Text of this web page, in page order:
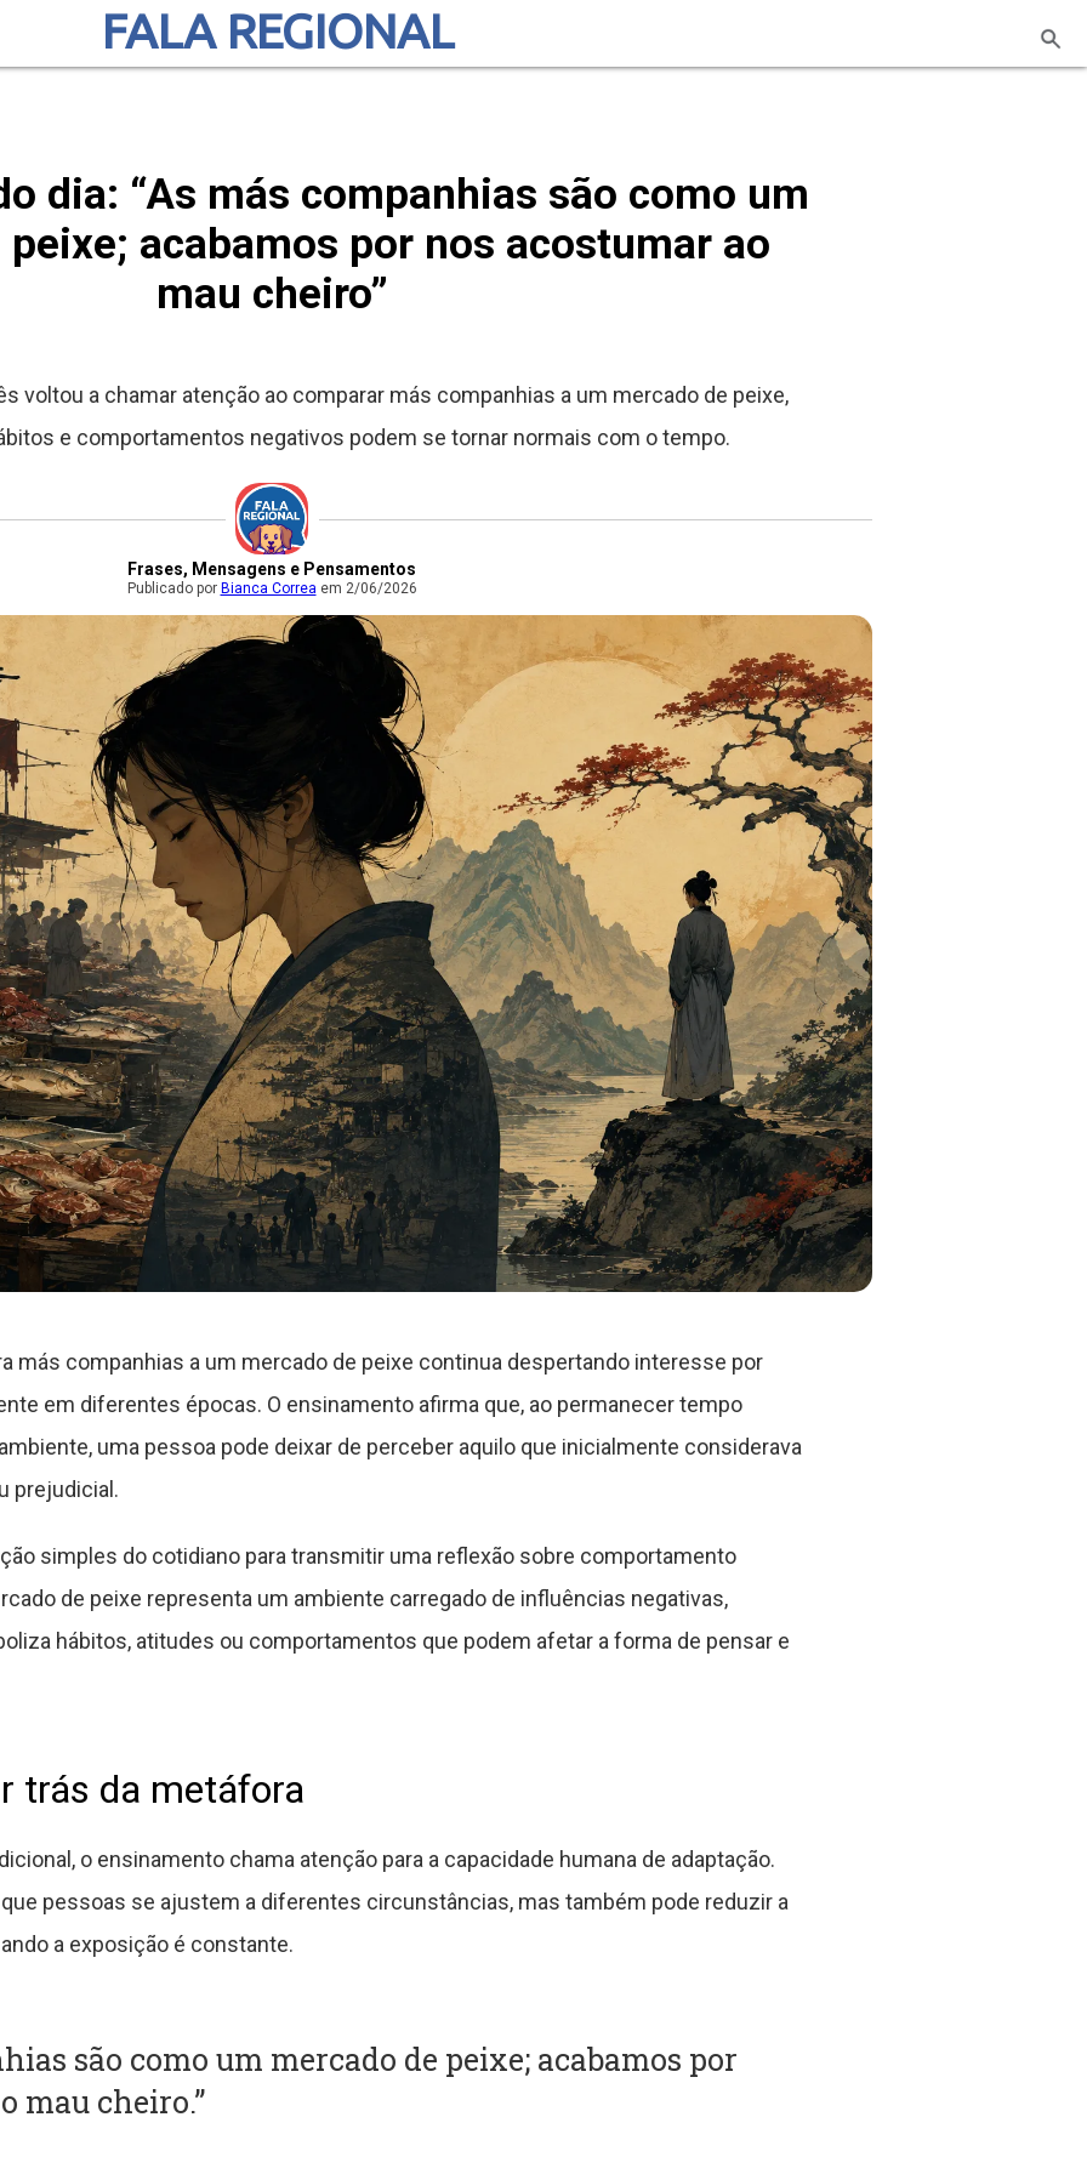
FALA REGIONAL
dia: “As más companhias são como um
acabamos por nos acostumar ao
mau cheiro”
voltou a chamar atenção ao comparar más companhias a um mercado de peixe,
e comportamentos negativos podem se tornar normais com o tempo.
Frases, Mensagens e Pensamentos
Publicado por Bianca Correa em 2/06/2026
más companhias a um mercado de peixe continua despertando interesse por
em diferentes épocas. O ensinamento afirma que, ao permanecer tempo
uma pessoa pode deixar de perceber aquilo que inicialmente considerava
prejudicial.
simples do cotidiano para transmitir uma reflexão sobre comportamento
de peixe representa um ambiente carregado de influências negativas,
hábitos, atitudes ou comportamentos que podem afetar a forma de pensar e
trás da metáfora
o ensinamento chama atenção para a capacidade humana de adaptação.
pessoas se ajustem a diferentes circunstâncias, mas também pode reduzir a
a exposição é constante.
são como um mercado de peixe; acabamos por
mau cheiro.”